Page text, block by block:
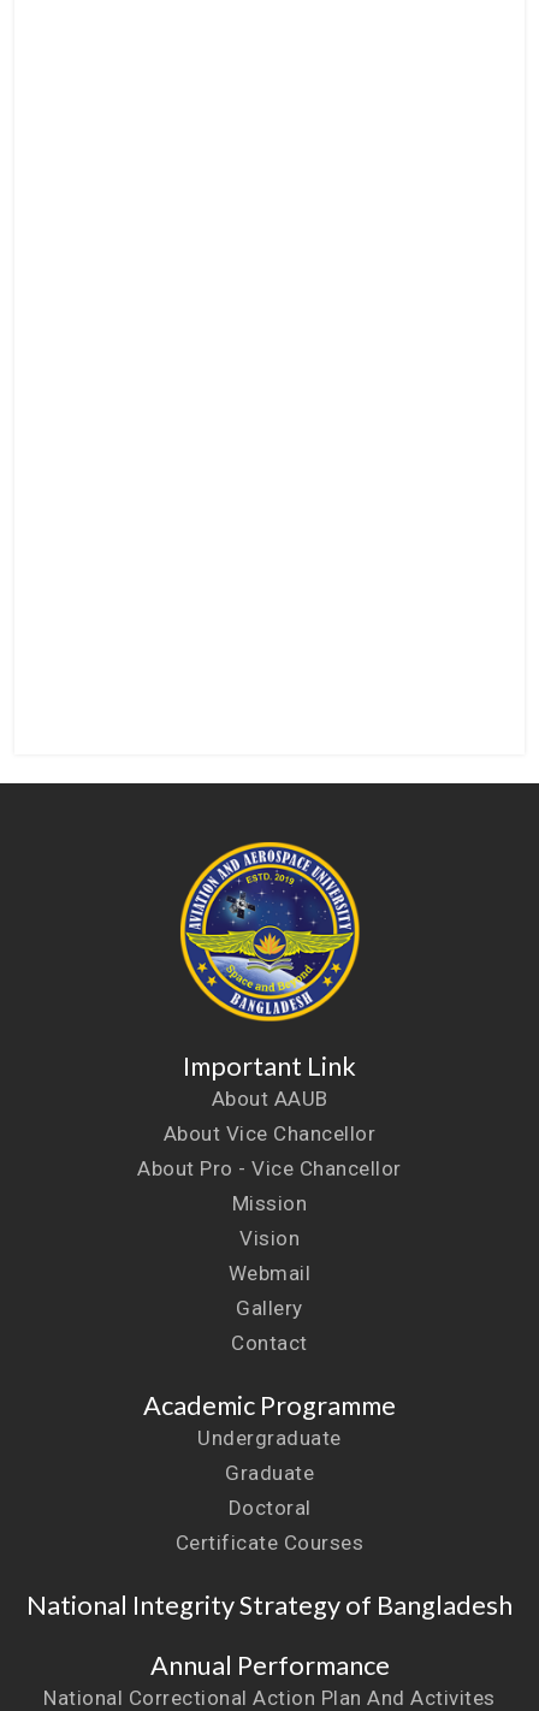
Important Link
About AAUB
About Vice Chancellor
About Pro - Vice Chancellor
Mission
Vision
Webmail
Gallery
Contact
Academic Programme
Undergraduate
Graduate
Doctoral
Certificate Courses
National Integrity Strategy of Bangladesh
Annual Performance
National Correctional Action Plan And Activites